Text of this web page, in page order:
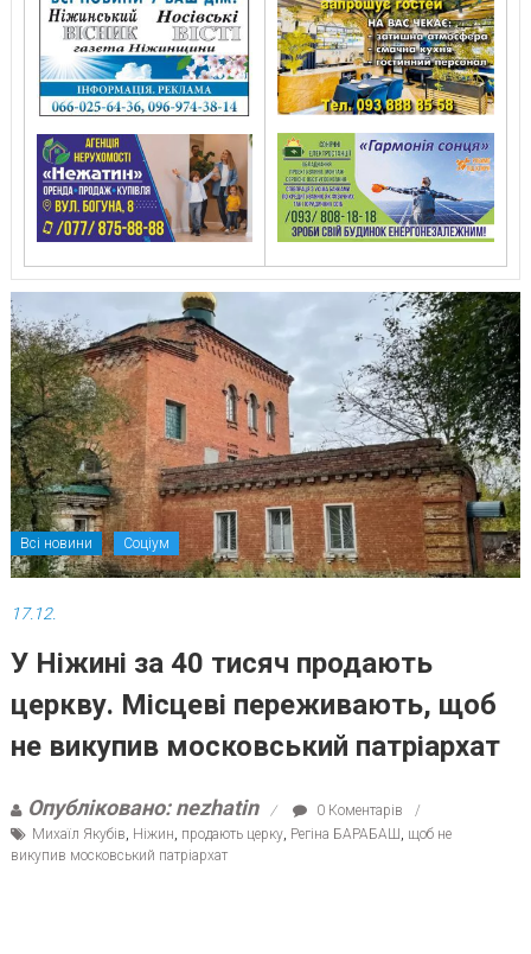
Всі новини Соціум
17.12.
У Ніжині за 40 тисяч продають
церкву. Місцеві переживають, щоб
не викупив московський патріархат
Опубліковано: nezhatin
0 Коментарів
Михаїл Якубів Ніжин продають церку, Регіна БАРАБАШ щоб не
викупив московський патріархат